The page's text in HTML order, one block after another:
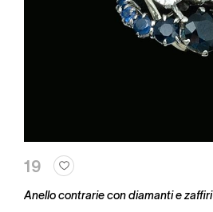
19
Anello contrarie con diamanti e zaffiri